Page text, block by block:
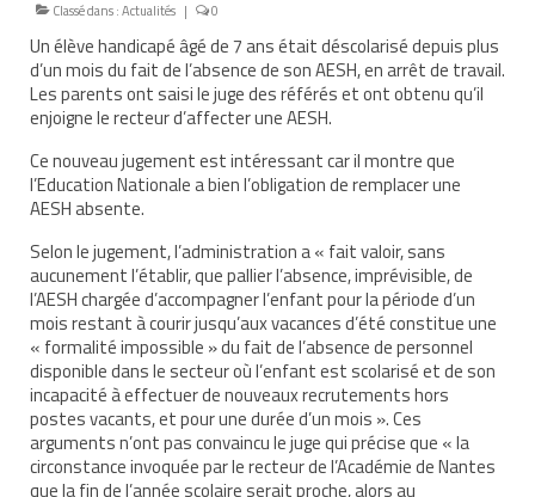
Nous contacter
Nos partenaires
Nos livres
Nos livres adaptés
Soins bucco-dentaires
Les troubles sensoriels
Aide aux démarches
Dossier MDPH
Projet de vie
Demande d’allocations
Classé dans :Actualités | 0
Un élève handicapé âgé de 7 ans était déscolarisé depuis plus
d’un mois du fait de l’absence de son AESH, en arrêt de travail.
Les parents ont saisi le juge des référés et ont obtenu qu’il
enjoigne le recteur d’affecter une AESH.
Ce nouveau jugement est intéressant car il montre que
l’Education Nationale a bien l’obligation de remplacer une
AESH absente.
Selon le jugement, l’administration a « fait valoir, sans
aucunement l’établir, que pallier l’absence, imprévisible, de
l’AESH chargée d’accompagner l’enfant pour la période d’un
mois restant à courir jusqu’aux vacances d’été constitue une
« formalité impossible » du fait de l’absence de personnel
disponible dans le secteur où l’enfant est scolarisé et de son
incapacité à effectuer de nouveaux recrutements hors
postes vacants, et pour une durée d’un mois ». Ces
arguments n’ont pas convaincu le juge qui précise que « la
circonstance invoquée par le recteur de l’Académie de Nantes
que la fin de l’année scolaire serait proche, alors au